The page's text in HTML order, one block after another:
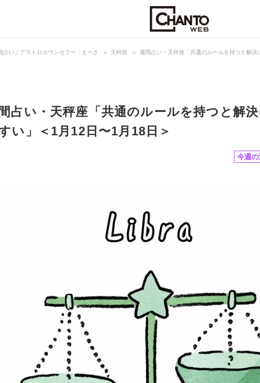
占い｜アストロカウンセラー・まーさ 天秤座 週間占い・天秤座「共通のルールを持つと解決
占い・天秤座「共通のルールを持つと解
い」＜1月12日〜1月18日＞
今週